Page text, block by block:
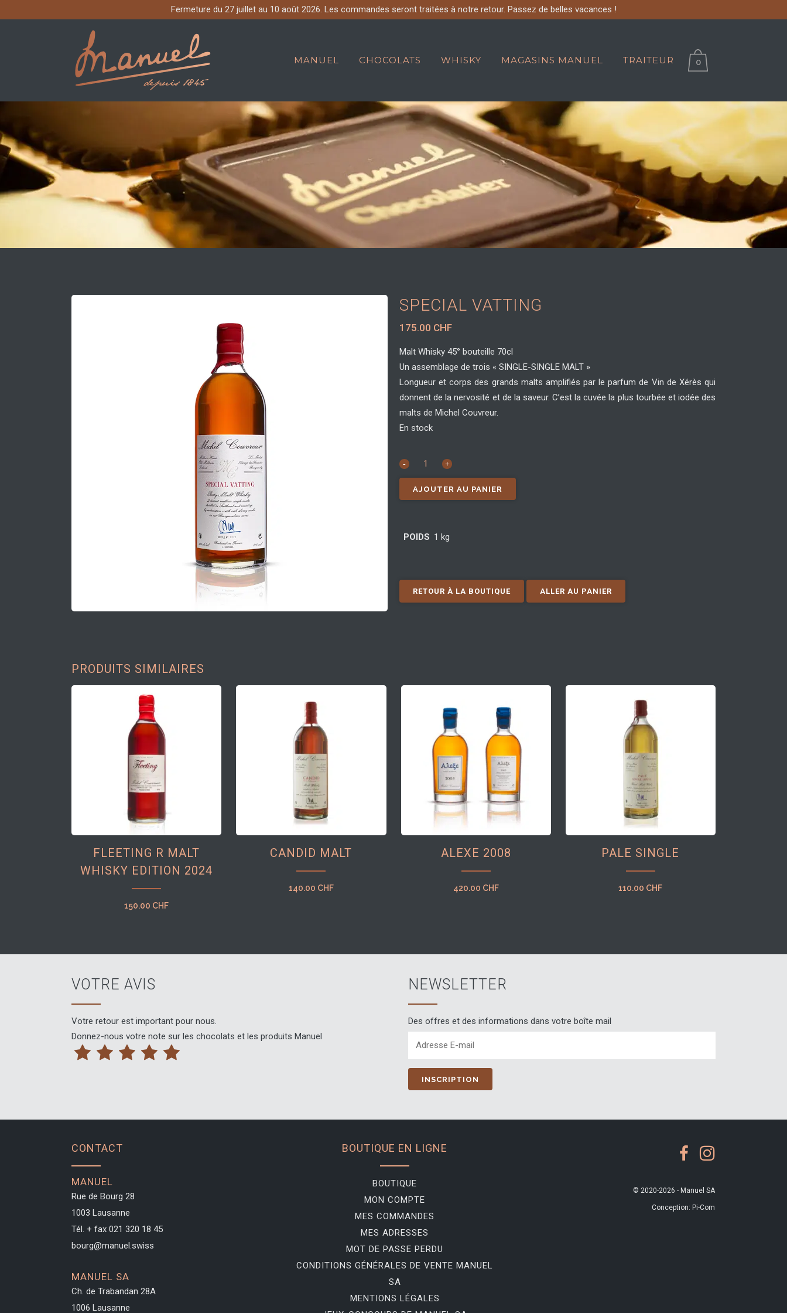
Fermeture du 27 juillet au 10 août 2026. Les commandes seront traitées à notre retour. Passez de belles vacances !
0
MANUEL CHOCOLATS WHISKY MAGASINS MANUEL TRAITEUR
SPECIAL VATTING
175.00 CHF
Malt Whisky 45° bouteille 70cl
Un assemblage de trois « SINGLE-SINGLE MALT »
Longueur et corps des grands malts amplifiés par le parfum de Vin de Xérès qui
donnent de la nervosité et de la saveur. C’est la cuvée la plus tourbée et iodée des
malts de Michel Couvreur.
En stock
SPECIAL
VATTING
quantité
AJOUTER AU PANIER
POIDS 1 kg
RETOUR À LA BOUTIQUE ALLER AU PANIER
PRODUITS SIMILAIRES
FLEETING R MALT
WHISKY EDITION 2024
150.00 CHF
CANDID MALT
140.00 CHF
ALEXE 2008
420.00 CHF
PALE SINGLE
110.00 CHF
VOTRE AVIS
Votre retour est important pour nous.
Donnez-nous votre note sur les chocolats et les produits Manuel
NEWSLETTER
Des offres et des informations dans votre boîte mail
CONTACT
MANUEL
Rue de Bourg 28
1003 Lausanne
Tél. + fax 021 320 18 45
bourg@manuel.swiss
MANUEL SA
Ch. de Trabandan 28A
1006 Lausanne
BOUTIQUE EN LIGNE
BOUTIQUE
MON COMPTE
MES COMMANDES
MES ADRESSES
MOT DE PASSE PERDU
CONDITIONS GÉNÉRALES DE VENTE MANUEL
SA
MENTIONS LÉGALES
© 2020-2026 - Manuel SA
Conception: Pi-Com